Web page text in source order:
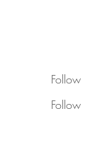
Follow
Follow